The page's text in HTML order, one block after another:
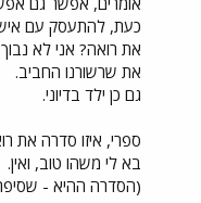
כעת, להתעסק עם
את רואה? אני לא
את שרשורנו החביב.
גם כן ילד בדיוני.
ספרי, איזו סדרה את
בא לי משהו טוב, ואין.
(הסדרה ההיא -